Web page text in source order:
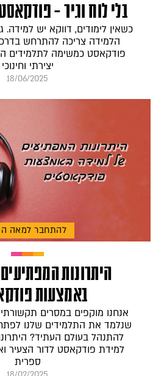
בלי לוח וגיר –
כשאין לימודים, דווקא יש
הלמידה צריכה להתרחש
פודקאסט כמשימה לתלמידים
יצירתי וחינוכי
18/06/2025
להתחבר למאה ה-
היתרונות
באמצעות
שנלמד את התלמידים שלנו לפתח
להתנהל בעולם העתיד?
למידת פודקאסט לדור הצעיר
ספרית